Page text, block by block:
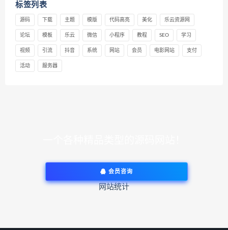
标签列表
源码 下载 主题 模版 代码高亮 美化 乐云资源网
论坛 模板 乐云 微信 小程序 教程 SEO 学习
视频 引流 抖音 系统 网站 会员 电影网站 支付
活动 服务器
会员咨询
网站统计